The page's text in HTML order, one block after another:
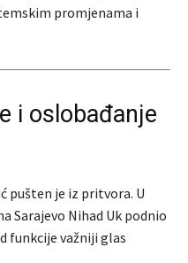
promjenama i
i oslobađanje
pušten je iz pritvora. U
Sarajevo Nihad Uk podnio
funkcije važniji glas